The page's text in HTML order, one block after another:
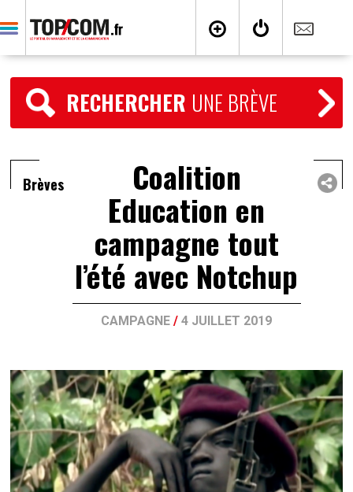
RECHERCHER UNE BRÈVE
Brèves Coalition
Education en
campagne tout
l’été avec Notchup
CAMPAGNE /4 JUILLET 2019